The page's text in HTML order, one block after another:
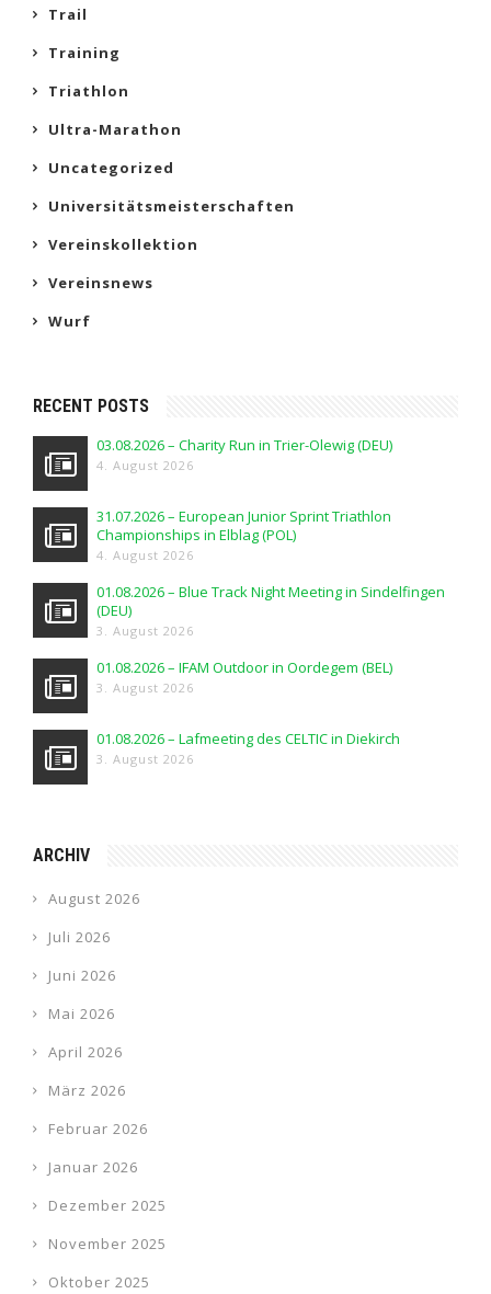
Trail
Training
Triathlon
Ultra-Marathon
Uncategorized
Universitätsmeisterschaften
Vereinskollektion
Vereinsnews
Wurf
RECENT POSTS
03.08.2026 – Charity Run in Trier-Olewig (DEU)
4. August 2026
31.07.2026 – European Junior Sprint Triathlon
Championships in Elblag (POL)
4. August 2026
01.08.2026 – Blue Track Night Meeting in Sindelfingen
(DEU)
3. August 2026
01.08.2026 – IFAM Outdoor in Oordegem (BEL)
3. August 2026
01.08.2026 – Lafmeeting des CELTIC in Diekirch
3. August 2026
ARCHIV
August 2026
Juli 2026
Juni 2026
Mai 2026
April 2026
März 2026
Februar 2026
Januar 2026
Dezember 2025
November 2025
Oktober 2025